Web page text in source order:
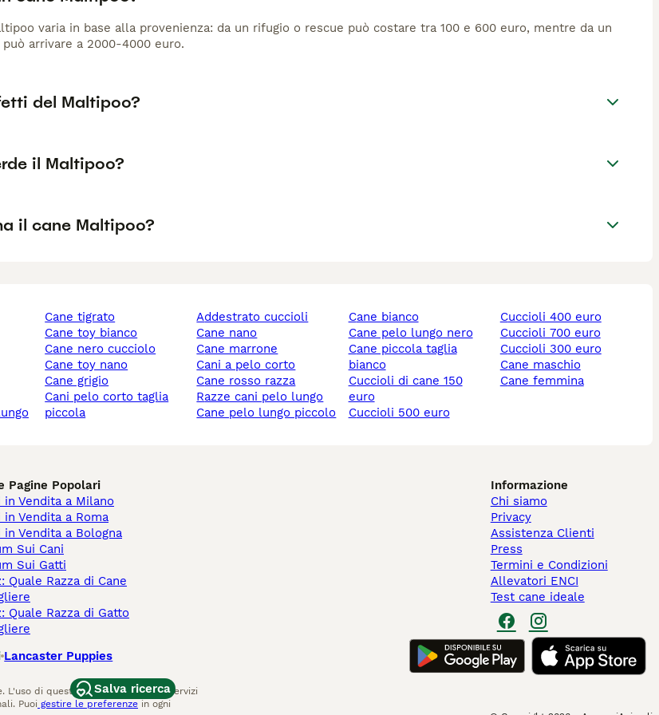
varia in base alla provenienza: da un rifugio o rescue può costare tra 100 e 600 euro, mentre da un
arrivare a 2000-4000 euro.
del Maltipoo?
il Maltipoo?
il cane Maltipoo?
cane tigrato
cane toy bianco
cane nero cucciolo
cane toy nano
cane grigio
cani pelo corto taglia
piccola
addestrato cuccioli
cane nano
cane marrone
cani a pelo corto
cane rosso razza
razze cani pelo lungo
cane pelo lungo piccolo
cane bianco
cane pelo lungo nero
cane piccola taglia
bianco
cuccioli di cane 150
euro
cuccioli 500 euro
cuccioli 400 euro
cuccioli 700 euro
cuccioli 300 euro
cane maschio
cane femmina
Salva ricerca
Pagine Popolari
in Vendita a Milano
in Vendita a Roma
in Vendita a Bologna
Sui Cani
Sui Gatti
Quale Razza di Cane
Quale Razza di Gatto
Informazione
Chi siamo
Privacy
Assistenza Clienti
Press
Termini e Condizioni
Allevatori ENCI
Test cane ideale
Lancaster Puppies
L'uso di questo sito Web e di altri servizi
Puoi gestire le preferenze in ogni